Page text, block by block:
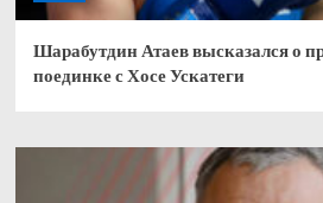
Шарабутдин Атаев высказался о
поединке с Хосе Ускатеги